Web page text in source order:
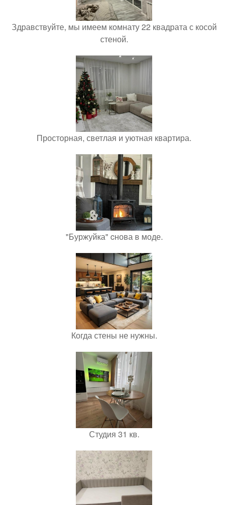
Здравствуйте, мы имеем комнату 22 квадрата с косой
стеной.
Просторная, светлая и уютная квартира.
"Буржуйка" cнова в моде.
Когда стены не нужны.
Студия 31 кв.